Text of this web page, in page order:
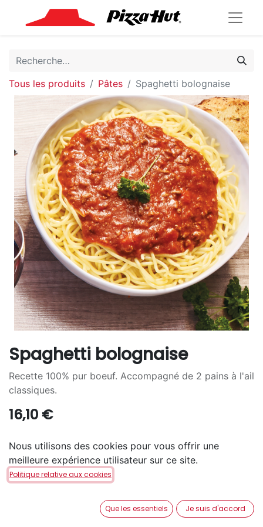
Tous les produits Pâtes Spaghetti bolognaise
Spaghetti bolognaise
Recette 100% pur boeuf. Accompagné de 2 pains à l'ail
classiques.
16,10 €
AJOUTER AU PANIER
Disponible en retrait en magasin via notre service
Nous utilisons des cookies pour vous offrir une
meilleure expérience utilisateur sur ce site.
Politique relative aux cookies
Que les essentiels Je suis d'accord